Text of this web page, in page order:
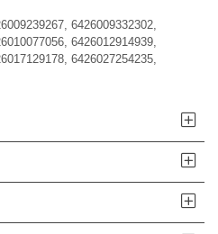
6426009332302,
6426012914939,
6426027254235,